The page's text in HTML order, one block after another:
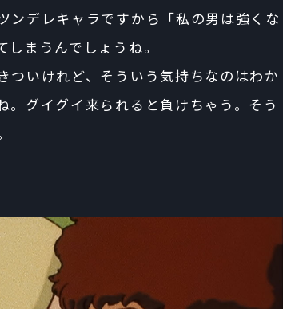
ンデレキャラですから「私の男は強くな
まうんでしょうね。
いけれど、そういう気持ちなのはわか
。グイグイ来られると負けちゃう。そう